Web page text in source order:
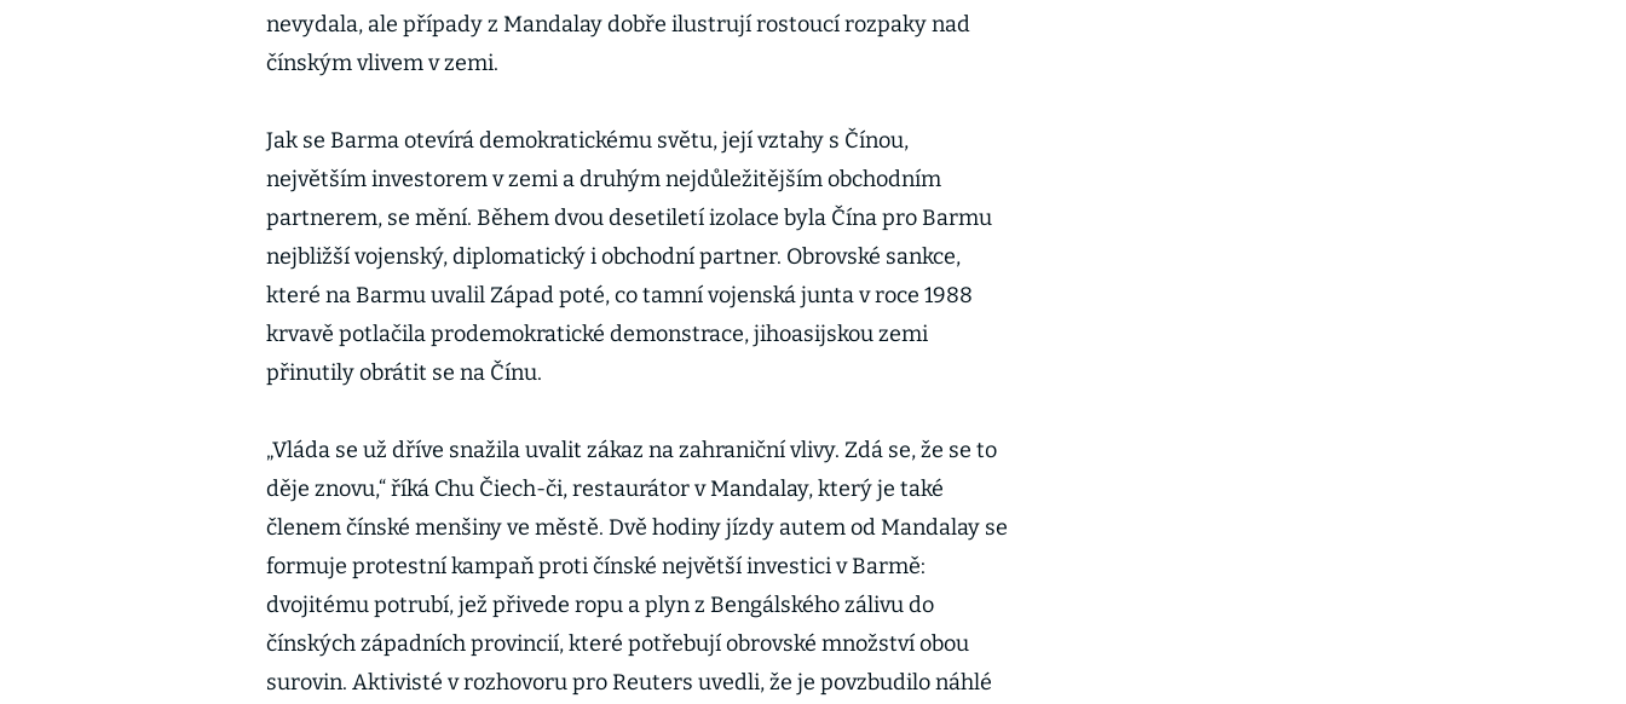
nevydala, ale případy z Mandalay dobře ilustrují rostoucí rozpaky nad
čínským vlivem v zemi.
Jak se Barma otevírá demokratickému světu, její vztahy s Čínou,
největším investorem v zemi a druhým nejdůležitějším obchodním
partnerem, se mění. Během dvou desetiletí izolace byla Čína pro Barmu
nejbližší vojenský, diplomatický i obchodní partner. Obrovské sankce,
které na Barmu uvalil Západ poté, co tamní vojenská junta v roce 1988
krvavě potlačila prodemokratické demonstrace, jihoasijskou zemi
přinutily obrátit se na Čínu.
„Vláda se už dříve snažila uvalit zákaz na zahraniční vlivy. Zdá se, že se to
děje znovu,“ říká Chu Čiech-či, restaurátor v Mandalay, který je také
členem čínské menšiny ve městě. Dvě hodiny jízdy autem od Mandalay se
formuje protestní kampaň proti čínské největší investici v Barmě:
dvojitému potrubí, jež přivede ropu a plyn z Bengálského zálivu do
čínských západních provincií, které potřebují obrovské množství obou
surovin. Aktivisté v rozhovoru pro Reuters uvedli, že je povzbudilo náhlé